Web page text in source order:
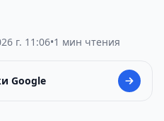
г. 11:06•1 мин чтения
Google